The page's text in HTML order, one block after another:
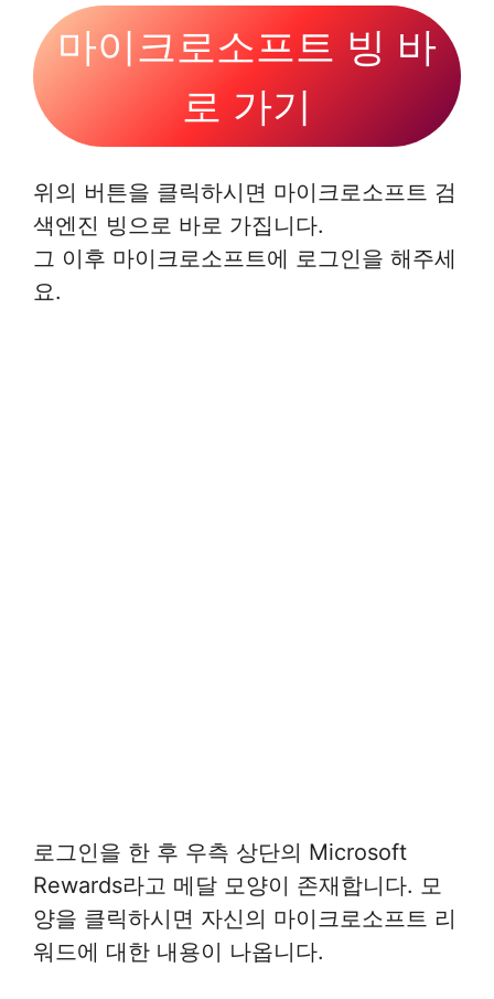
마이크로소프트 빙 바
로 가기
위의 버튼을 클릭하시면 마이크로소프트 검
색엔진 빙으로 바로 가집니다.
그 이후 마이크로소프트에 로그인을 해주세
요.
로그인을 한 후 우측 상단의 Microsoft
Rewards라고 메달 모양이 존재합니다. 모
양을 클릭하시면 자신의 마이크로소프트 리
워드에 대한 내용이 나옵니다.